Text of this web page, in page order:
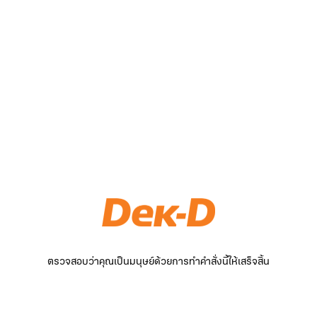
ตรวจสอบว่าคุณเป็นมนุษย์ด้วยการทำคำสั่งนี้ให้เสร็จสิ้น